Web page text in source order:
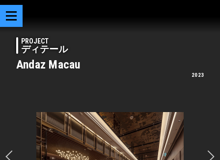
PROJECT
ディテール
Andaz Macau
2023